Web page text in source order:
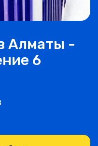
Алматы -
6